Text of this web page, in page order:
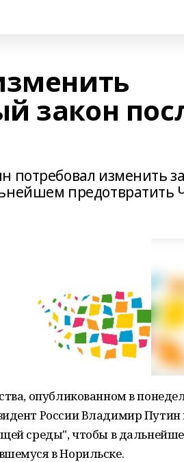
закон
потребовал изменить
предотвратить
опубликованном в
России Владимир Путин
среды", чтобы в
в Норильске.